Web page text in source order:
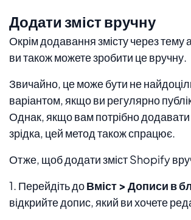
Додати зміст вручну
Окрім додавання змісту через тему
ви також можете зробити це вручну.
Звичайно, це може бути не
варіантом, якщо ви регулярно
Однак, якщо вам потрібно додавати
зрідка, цей метод також спрацює.
Отже, щоб додати зміст Shopify
1. Перейдіть доВміст > Дописи в
відкрийте допис, який ви хочете